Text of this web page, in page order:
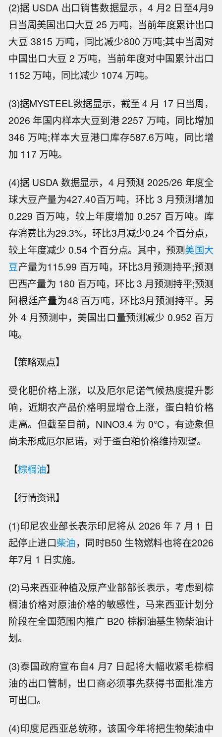
(2)据 USDA 出口销售数据显示，4 月2 日至4月9
日当周美国出口大豆 25 万吨，当前年度累计出口
大豆 3815 万吨，同比减少800 万吨;其中当周对
中国出口大豆 2 万吨，当前年度对中国累计出口
1152 万吨，同比减少 1074 万吨。
(3)据MYSTEEL数据显示，截至 4 月 17 日当周，
2026 年国内样本大豆到港 2257 万吨，同比增加
346 万吨;样本大豆港口库存587.6万吨，同比增
加 117 万吨。
(4)据 USDA 数据显示，4 月预测 2025/26 年度全
球大豆产量为427.40百万吨，环比 3 月预测增加
0.229 百万吨，较上年度增加 0.257 百万吨。库
存消费比为29.3%，环比3月减少0.24 个百分点，
较上年度减少 0.54 个百分点。其中，预测美国大
豆产量为115.99 百万吨，环比3月预测持平;预测
巴西产量为 180 百万吨，环比 3 月预测持平;预测
阿根廷产量为48 百万吨，环比3月预测持平。另
外 4 月预测中，美国出口量预测减少 0.952 百万
吨。
【策略观点】
受化肥价格上涨，以及厄尔尼诺气候热度提升影
响，近期农产品价格明显增仓上涨，蛋白粕价格
走高。但截至目前，NINO3.4 为 0℃，有迹象但
尚未形成厄尔尼诺，对于蛋白粕价格维持观望。
【棕榈油】
【行情资讯】
(1)印尼农业部长表示印尼将从 2026 年 7 月 1 日
起停止进口柴油，同时B50 生物燃料也将在2026
年7月 1 日实施。
(2)马来西亚种植及原产业部部长表示，考虑到棕
榈油价格对原油价格的敏感性，马来西亚计划分
阶段在全国范围内推广 B20 棕榈油基生物柴油计
划。
(3)泰国政府宣布自4 月7 日起将大幅收紧毛棕榈
油的出口管制，出口商必须事先获得书面批准方
可出口。
(4)印度尼西亚总统称，该国今年将把生物柴油中